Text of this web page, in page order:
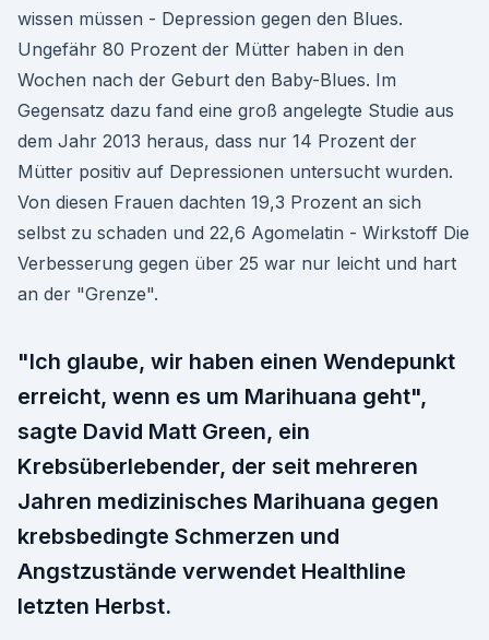
wissen müssen - Depression gegen den Blues.
Ungefähr 80 Prozent der Mütter haben in den
Wochen nach der Geburt den Baby-Blues. Im
Gegensatz dazu fand eine groß angelegte Studie aus
dem Jahr 2013 heraus, dass nur 14 Prozent der
Mütter positiv auf Depressionen untersucht wurden.
Von diesen Frauen dachten 19,3 Prozent an sich
selbst zu schaden und 22,6 Agomelatin - Wirkstoff Die
Verbesserung gegen über 25 war nur leicht und hart
an der "Grenze".
"Ich glaube, wir haben einen Wendepunkt
erreicht, wenn es um Marihuana geht",
sagte David Matt Green, ein
Krebsüberlebender, der seit mehreren
Jahren medizinisches Marihuana gegen
krebsbedingte Schmerzen und
Angstzustände verwendet Healthline
letzten Herbst.